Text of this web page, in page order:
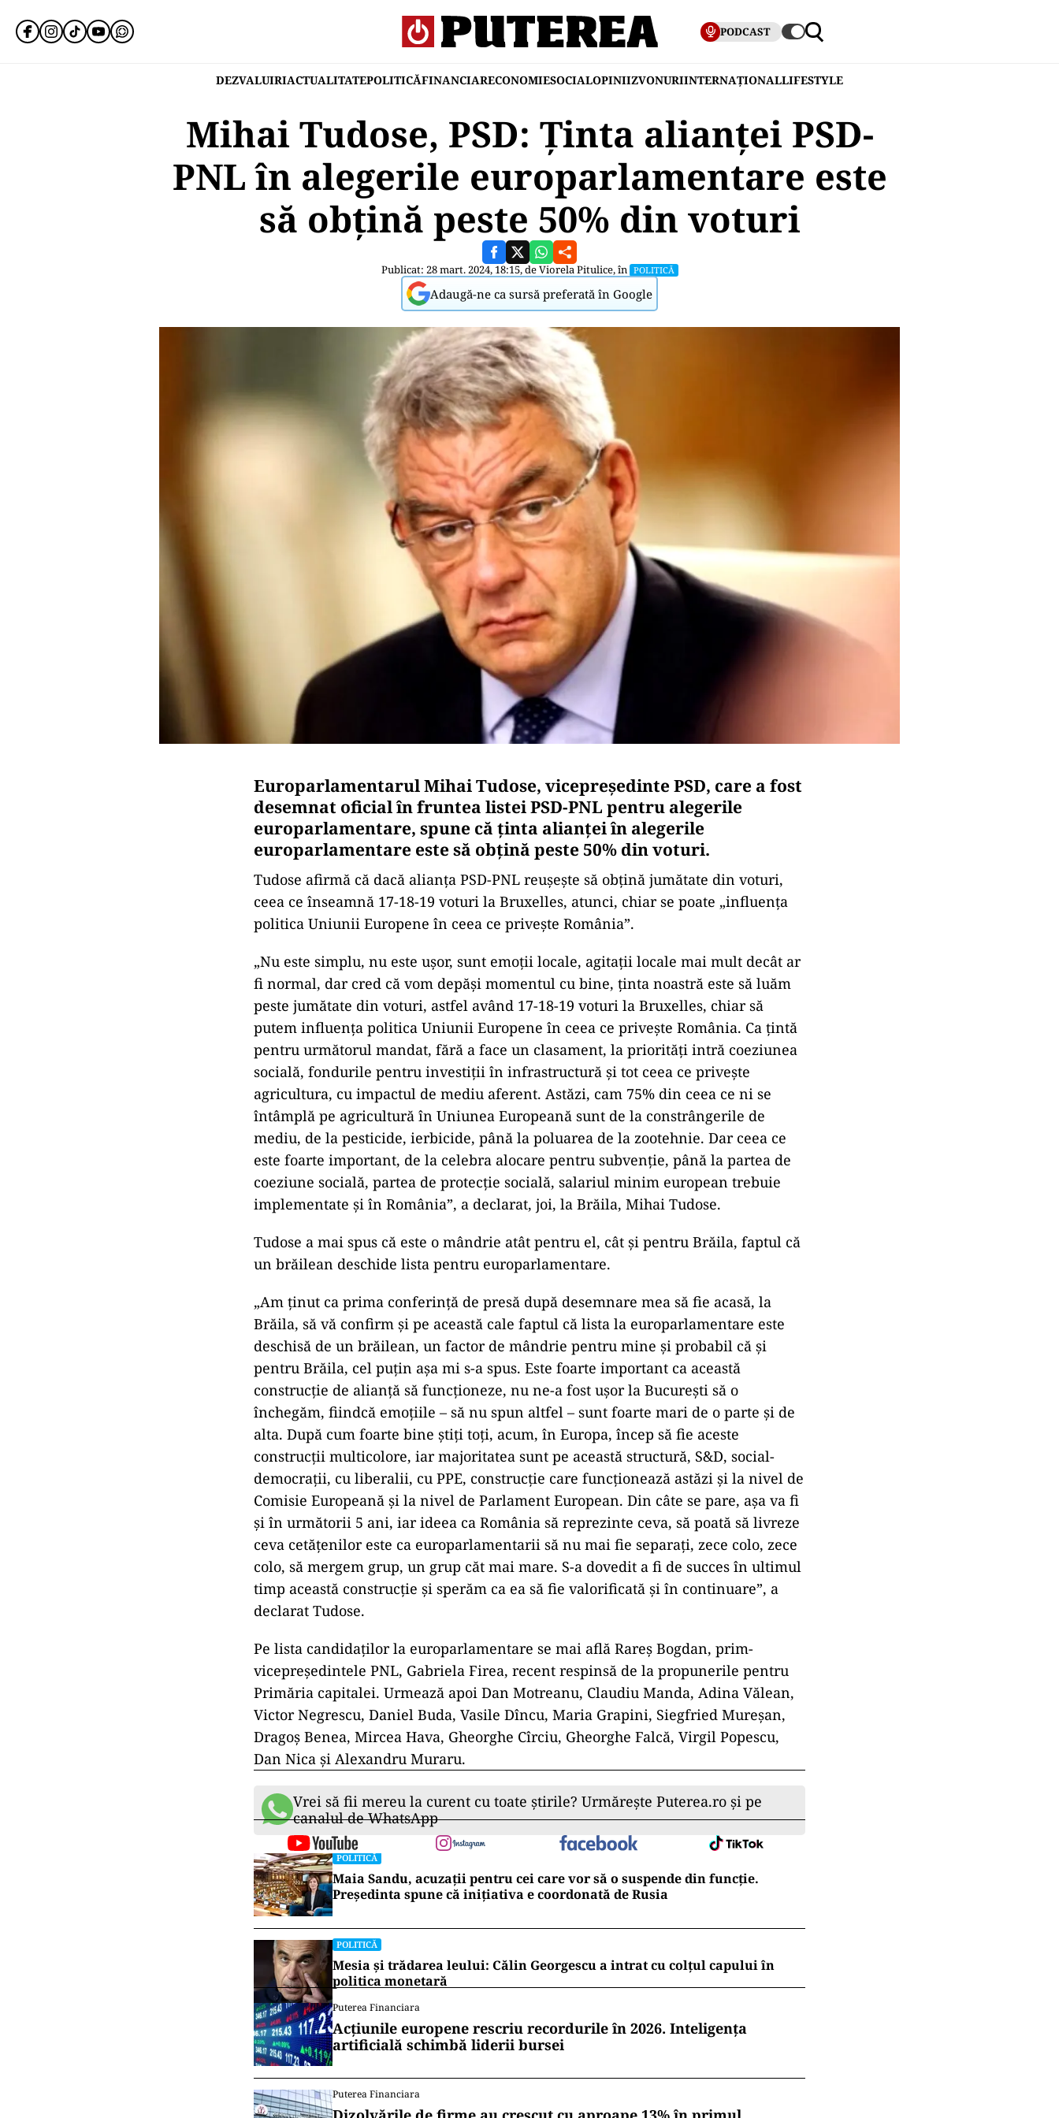
PODCAST
DEZVALUIRIACTUALITATEPOLITICĂFINANCIARECONOMIESOCIALOPINIIZVONURIINTERNAȚIONALLIFESTYLE
Mihai Tudose, PSD: Ținta alianţei PSD-
PNL în alegerile europarlamentare este
să obţină peste 50% din voturi
Publicat: 28 mart. 2024, 18:15, deViorela Pitulice, în POLITICĂ
Adaugă-ne ca sursă preferată în Google
Europarlamentarul Mihai Tudose, vicepreședinte PSD, care a fost
desemnat oficial în fruntea listei PSD-PNL pentru alegerile
europarlamentare, spune că ţinta alianţei în alegerile
europarlamentare este să obţină peste 50% din voturi.
Tudose afirmă că dacă alianța PSD-PNL reușește să obțină jumătate din voturi,
ceea ce înseamnă 17-18-19 voturi la Bruxelles, atunci, chiar se poate „influenţa
politica Uniunii Europene în ceea ce priveşte România”.
„Nu este simplu, nu este uşor, sunt emoţii locale, agitaţii locale mai mult decât ar
fi normal, dar cred că vom depăşi momentul cu bine, ţinta noastră este să luăm
peste jumătate din voturi, astfel având 17-18-19 voturi la Bruxelles, chiar să
putem influenţa politica Uniunii Europene în ceea ce priveşte România. Ca ţintă
pentru următorul mandat, fără a face un clasament, la priorităţi intră coeziunea
socială, fondurile pentru investiţii în infrastructură şi tot ceea ce priveşte
agricultura, cu impactul de mediu aferent. Astăzi, cam 75% din ceea ce ni se
întâmplă pe agricultură în Uniunea Europeană sunt de la constrângerile de
mediu, de la pesticide, ierbicide, până la poluarea de la zootehnie. Dar ceea ce
este foarte important, de la celebra alocare pentru subvenţie, până la partea de
coeziune socială, partea de protecţie socială, salariul minim european trebuie
implementate şi în România”, a declarat, joi, la Brăila, Mihai Tudose.
ad
Tudose a mai spus că este o mândrie atât pentru el, cât şi pentru Brăila, faptul că
un brăilean deschide lista pentru europarlamentare.
„Am ţinut ca prima conferinţă de presă după desemnare mea să fie acasă, la
Brăila, să vă confirm şi pe această cale faptul că lista la europarlamentare este
deschisă de un brăilean, un factor de mândrie pentru mine şi probabil că şi
construcţie de alianţă să funcţioneze, nu ne-a fost uşor la Bucureşti să o
închegăm, fiindcă emoţiile – să nu spun altfel – sunt foarte mari de o parte şi de
alta. După cum foarte bine ştiţi toţi, acum, în Europa, încep să fie aceste
construcţii multicolore, iar majoritatea sunt pe această structură, S&D, social-
democraţii, cu liberalii, cu PPE, construcţie care funcţionează astăzi şi la nivel de
Comisie Europeană şi la nivel de Parlament European. Din câte se pare, aşa va fi
şi în următorii 5 ani, iar ideea ca România să reprezinte ceva, să poată să livreze
ceva cetăţenilor este ca europarlamentarii să nu mai fie separaţi, zece colo, zece
colo, să mergem grup, un grup căt mai mare. S-a dovedit a fi de succes în ultimul
timp această construcţie şi sperăm ca ea să fie valorificată şi în continuare”, a
declarat Tudose.
Pe lista candidaților la europarlamentare se mai află Rareș Bogdan, prim-
vicepreședintele PNL, Gabriela Firea, recent respinsă de la propunerile pentru
Primăria capitalei. Urmează apoi Dan Motreanu, Claudiu Manda, Adina Vălean,
Victor Negrescu, Daniel Buda, Vasile Dîncu, Maria Grapini, Siegfried Mureșan,
Dragoș Benea, Mircea Hava, Gheorghe Cîrciu, Gheorghe Falcă, Virgil Popescu,
Dan Nica și Alexandru Muraru.
Vrei să fii mereu la curent cu toate știrile? Urmărește Puterea.ro și pe
canalul de WhatsApp